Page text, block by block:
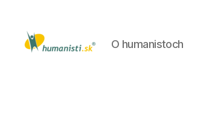
O humanistoch